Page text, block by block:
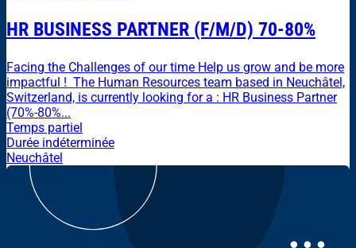
HR BUSINESS PARTNER (F/M/D) 70-80%
Facing the Challenges of our time Help us grow and be more
impactful ! The Human Resources team based in Neuchâtel,
Switzerland, is currently looking for a : HR Business Partner
(70%-80%...
Temps partiel
Durée indéterminée
Neuchâtel